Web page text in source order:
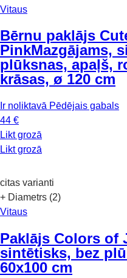
Vitaus
Bērnu paklājs
PinkMazgājams,
plūksnas, apaļš,
krāsas, ø 120 cm
Ir noliktavā Pēdējais gabals
44 €
Likt grozā
Likt grozā
citas varianti
+ Diametrs (2)
Vitaus
Paklājs Colors of
sintētisks, bez
60x100 cm